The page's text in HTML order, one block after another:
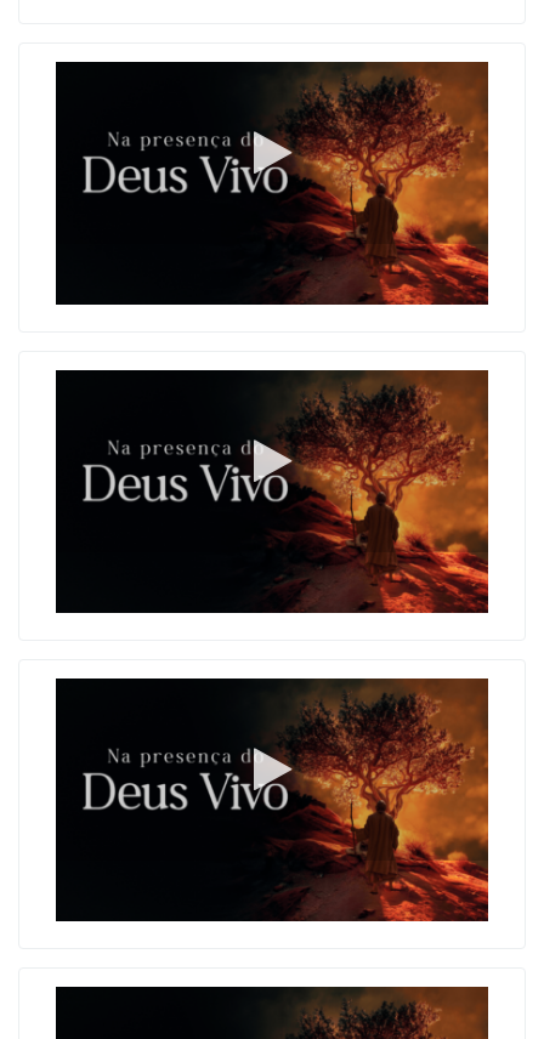
A bondade de Deus em nos dizer não
O poder da oração de combate
O perdão como uma decisão